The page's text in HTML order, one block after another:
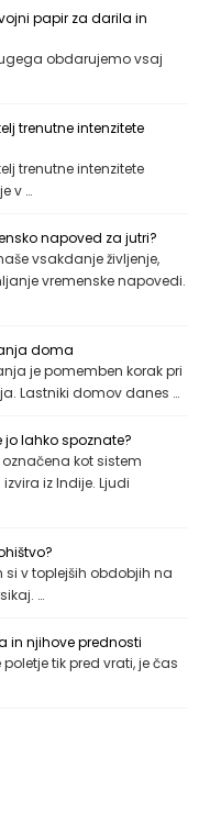
papir za darila in
obdarujemo vsaj
trenutne intenzitete
trenutne intenzitete
v …
napoved za jutri?
vsakdanje življenje,
vremenske napovedi.
doma
je pomemben korak pri
Lastniki domov danes …
jo lahko spoznate?
kot sistem
iz Indije. Ljudi
v toplejših obdobjih na
…
in njihove prednosti
tik pred vrati, je čas